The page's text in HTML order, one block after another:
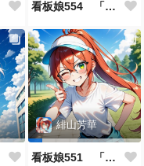
看板娘554 「竹田アニーのよもやま話」
緋山芳華
看板娘551 「緋山芳華のよもやま話」